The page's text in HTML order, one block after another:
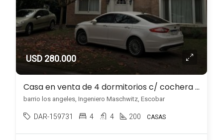
USD 280.000
Casa en venta de 4 dormitorios c/ cochera en Ingeniero Maschwitz
barrio los angeles, Ingeniero Maschwitz, Escobar
DAR-159731 4 4 200 CASAS